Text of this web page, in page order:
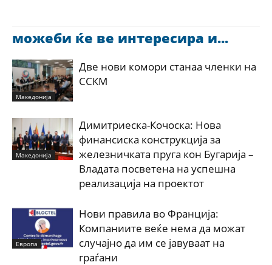
можеби ќе ве интересира и...
Македонија
Две нови комори станаа членки на
ССКМ
Македонија
Димитриеска-Кочоска: Нова
финансиска конструкција за
железничката пруга кон Бугарија –
Владата посветена на успешна
реализација на проектот
Европа
Нови правила во Франција:
Компаниите веќе нема да можат
случајно да им се јавуваат на
граѓани